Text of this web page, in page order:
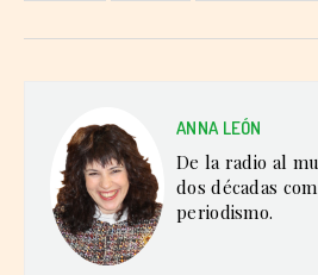
ANNA LEÓN
De la radio al
dos décadas
periodismo.